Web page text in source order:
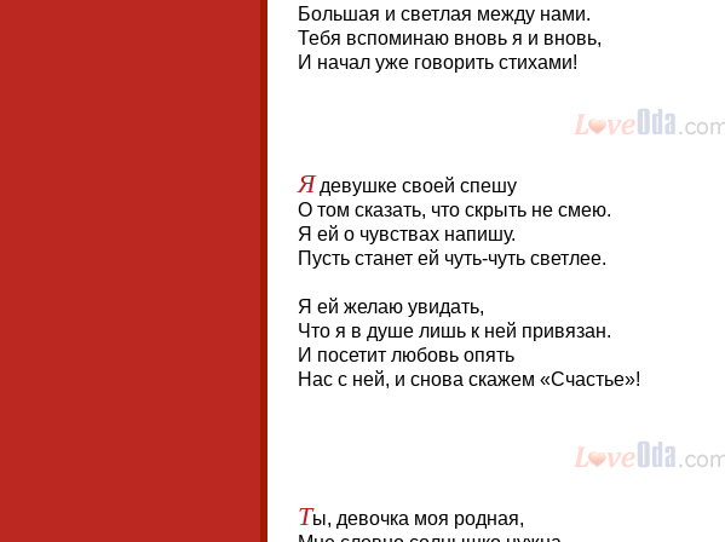
Большая и светлая между нами.
Тебя вспоминаю вновь я и вновь,
И начал уже говорить стихами!
Я девушке своей спешу
О том сказать, что скрыть не смею.
Я ей о чувствах напишу.
Пусть станет ей чуть-чуть светлее.
Я ей желаю увидать,
Что я в душе лишь к ней привязан.
И посетит любовь опять
Нас с ней, и снова скажем «Счастье»!
Ты, девочка моя родная,